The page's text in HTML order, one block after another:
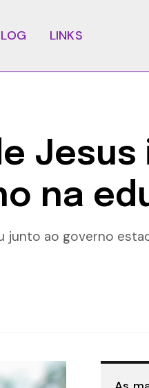
LINKS
Jesus
na
junto ao governo